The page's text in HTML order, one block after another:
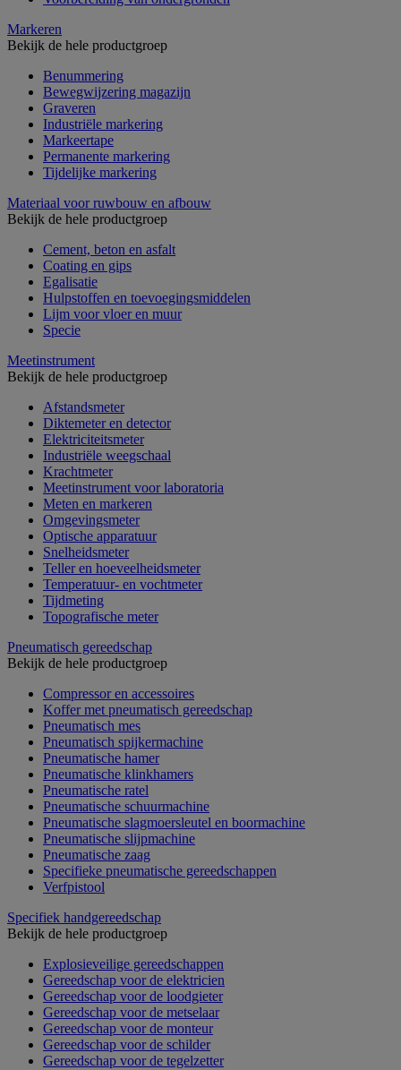
Markeren
Bekijk de hele productgroep
Benummering
Bewegwijzering magazijn
Graveren
Industriële markering
Markeertape
Permanente markering
Tijdelijke markering
Materiaal voor ruwbouw en afbouw
Bekijk de hele productgroep
Cement, beton en asfalt
Coating en gips
Egalisatie
Hulpstoffen en toevoegingsmiddelen
Lijm voor vloer en muur
Specie
Meetinstrument
Bekijk de hele productgroep
Afstandsmeter
Diktemeter en detector
Elektriciteitsmeter
Industriële weegschaal
Krachtmeter
Meetinstrument voor laboratoria
Meten en markeren
Omgevingsmeter
Optische apparatuur
Snelheidsmeter
Teller en hoeveelheidsmeter
Temperatuur- en vochtmeter
Tijdmeting
Topografische meter
Pneumatisch gereedschap
Bekijk de hele productgroep
Compressor en accessoires
Koffer met pneumatisch gereedschap
Pneumatisch mes
Pneumatisch spijkermachine
Pneumatische hamer
Pneumatische klinkhamers
Pneumatische ratel
Pneumatische schuurmachine
Pneumatische slagmoersleutel en boormachine
Pneumatische slijpmachine
Pneumatische zaag
Specifieke pneumatische gereedschappen
Verfpistool
Specifiek handgereedschap
Bekijk de hele productgroep
Explosieveilige gereedschappen
Gereedschap voor de elektricien
Gereedschap voor de loodgieter
Gereedschap voor de metselaar
Gereedschap voor de monteur
Gereedschap voor de schilder
Gereedschap voor de tegelzetter